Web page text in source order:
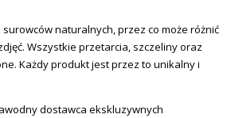
naturalnych, przez co może różnić
Wszystkie przetarcia, szczeliny oraz
Każdy produkt jest przez to unikalny i
dostawca ekskluzywnych